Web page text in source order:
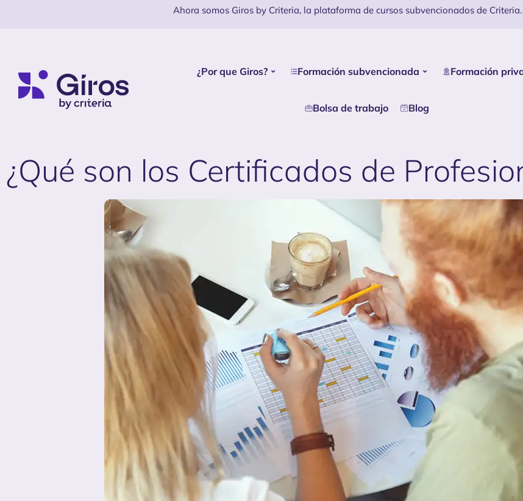
Ahora somos Giros by Criteria, la plataforma de cursos subvencionados de Criteria.
¿Por que Giros? Formación subvencionada Formación
Bolsa de trabajo Blog
¿Qué son los Certificados de